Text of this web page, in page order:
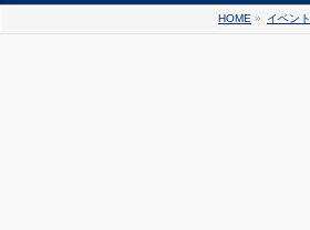
HOME » イベント